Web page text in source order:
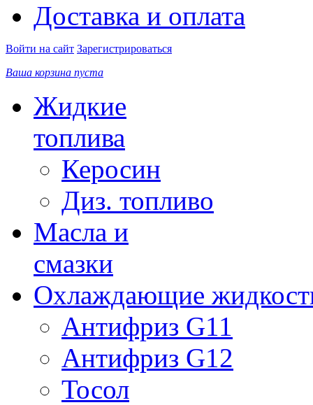
Доставка и оплата
Войти на сайт Зарегистрироваться
Ваша корзина пуста
Жидкие
топлива
Керосин
Диз. топливо
Масла и
смазки
Охлаждающие
Антифриз G11
Антифриз G12
Тосол